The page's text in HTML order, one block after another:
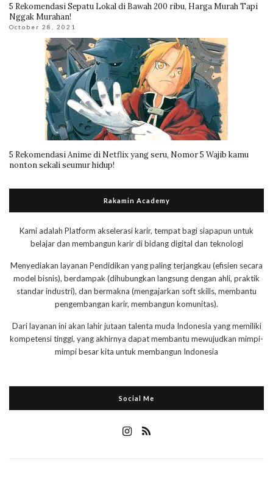
5 Rekomendasi Sepatu Lokal di Bawah 200 ribu, Harga Murah Tapi
Nggak Murahan!
October 28, 2021
5 Rekomendasi Anime di Netflix yang seru, Nomor 5 Wajib kamu
nonton sekali seumur hidup!
Rakamin Academy
Kami adalah Platform akselerasi karir, tempat bagi siapapun untuk
belajar dan membangun karir di bidang digital dan teknologi
Menyediakan layanan Pendidikan yang paling terjangkau (efisien secara
model bisnis), berdampak (dihubungkan langsung dengan ahli, praktik
standar industri), dan bermakna (mengajarkan soft skills, membantu
pengembangan karir, membangun komunitas).
Dari layanan ini akan lahir jutaan talenta muda Indonesia yang memiliki
kompetensi tinggi, yang akhirnya dapat membantu mewujudkan mimpi-
mimpi besar kita untuk membangun Indonesia
Social Me